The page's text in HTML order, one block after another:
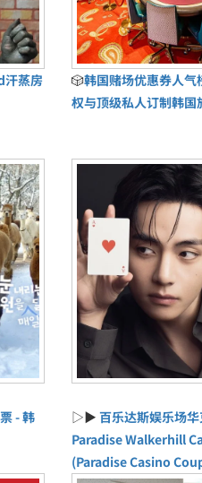
汗蒸房 🎲韩国赌场优惠券人气
权与顶级私人订制韩国
- 韩 ▷▶百乐达斯娱乐场
Paradise Walkerhill
(Paradise Casino